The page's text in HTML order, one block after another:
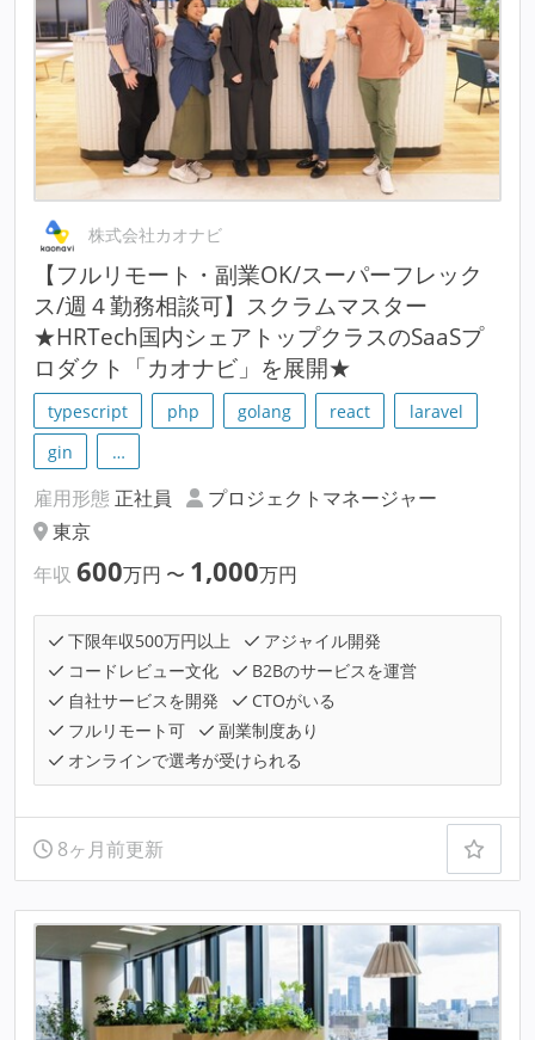
株式会社カオナビ
【フルリモート・副業OK/スーパーフレック
ス/週４勤務相談可】スクラムマスター
★HRTech国内シェアトップクラスのSaaSプ
ロダクト「カオナビ」を展開★
typescript php golang react
laravel
gin
…
雇用形態 正社員
プロジェクトマネージャー
東京
年収 600万円 〜 1,000万円
下限年収500万円以上
アジャイル開発
コードレビュー文化
B2Bのサービスを運営
自社サービスを開発
CTOがいる
フルリモート可
副業制度あり
オンラインで選考が受けられる
8ヶ月前更新